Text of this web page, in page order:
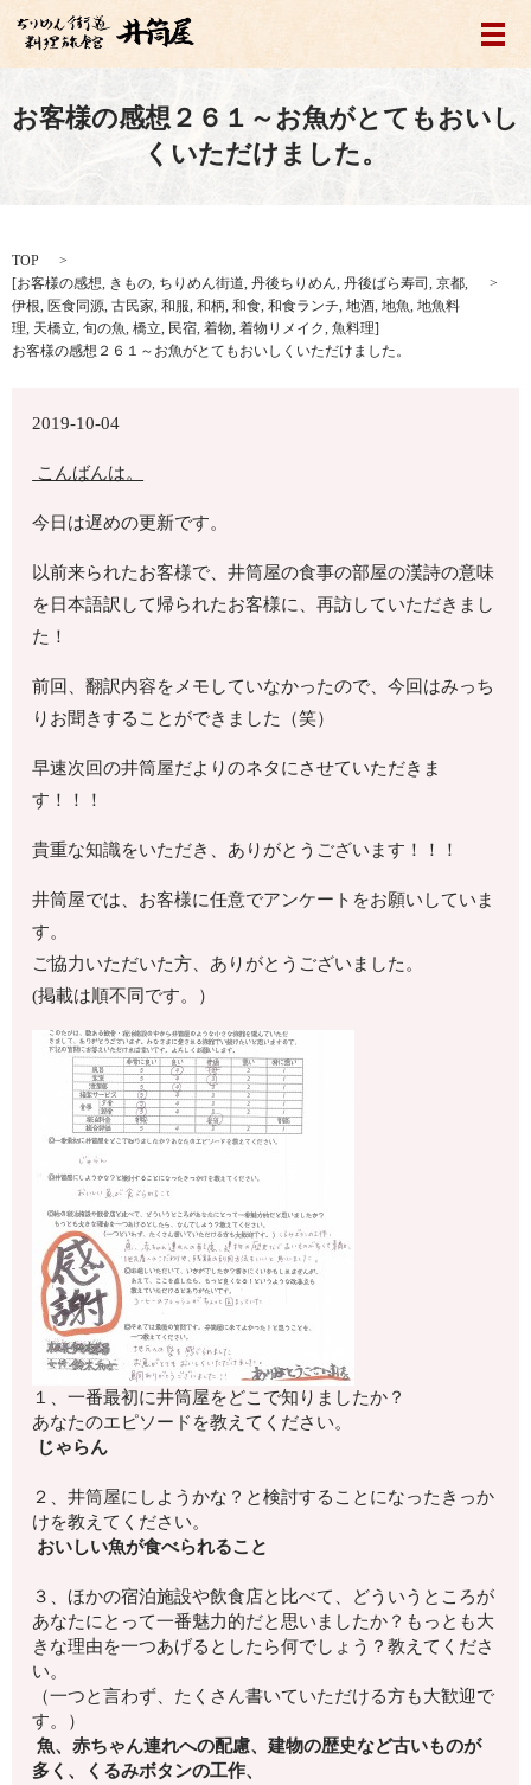
メ
お客様の感想２６１～お魚がとてもおいし
くいただけました。
TOP
[お客様の感想, きもの, ちりめん街道, 丹後ちりめん, 丹後ばら寿司 , 京都,
伊根, 医食同源, 古民家, 和服, 和柄, 和食, 和食ランチ, 地酒, 地魚, 地魚料
理, 天橋立, 旬の魚, 橋立, 民宿, 着物, 着物リメイク, 魚料理]
お客様の感想２６１～お魚がとてもおいしくいただけました。
2019-10-04
こんばんは。
今日は遅めの更新です。
以前来られたお客様で、井筒屋の食事の部屋の漢詩の意味
を日本語訳して帰られたお客様に、再訪していただきまし
た！
前回、翻訳内容をメモしていなかったので、今回はみっち
りお聞きすることができました（笑）
早速次回の井筒屋だよりのネタにさせていただきま
す！！！
貴重な知識をいただき、ありがとうございます！！！
井筒屋では、お客様に任意でアンケートをお願いしていま
す。
ご協力いただいた方、ありがとうございました。
(掲載は順不同です。）
１、一番最初に井筒屋をどこで知りましたか？
あなたのエピソードを教えてください。
じゃらん
２、井筒屋にしようかな？ と検討することになったきっか
けを教えてください。
おいしい魚が食べられること
３、ほかの宿泊施設や飲食店と比べて、
どういうところが
あなたにとって一番魅力的だと思いましたか？もっとも大
きな理由を一つあげるとしたら何でしょう？教えてくださ
い。
（一つと言わず、たくさん書いていただける方も大歓迎で
す。）
魚、赤ちゃん連れへの配慮、建物の歴史など古いものが
多く、くるみボタンの工作、